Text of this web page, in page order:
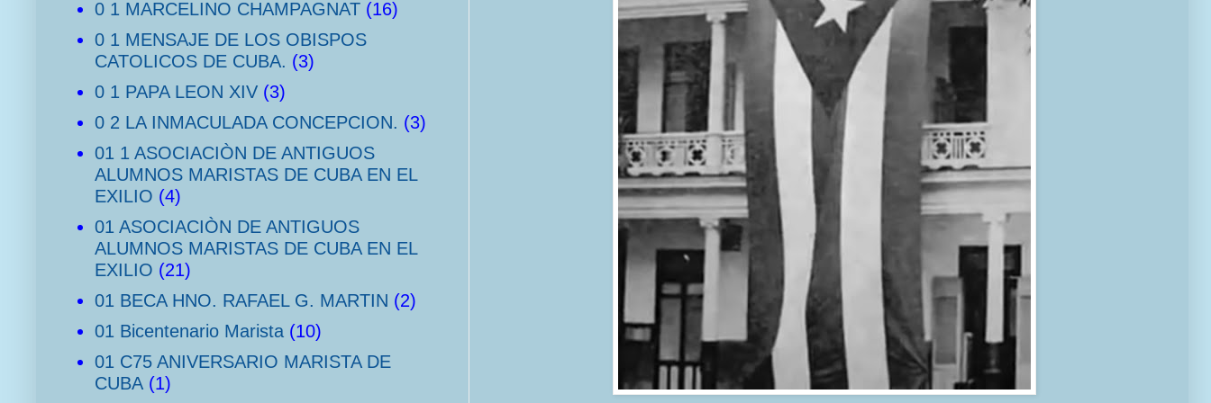
0 1 MARCELINO CHAMPAGNAT (16)
0 1 MENSAJE DE LOS OBISPOS
CATOLICOS DE CUBA. (3)
0 1 PAPA LEON XIV (3)
0 2 LA INMACULADA CONCEPCION. (3)
01 1 ASOCIACIÒN DE ANTIGUOS
ALUMNOS MARISTAS DE CUBA EN EL
EXILIO (4)
01 ASOCIACIÒN DE ANTIGUOS
ALUMNOS MARISTAS DE CUBA EN EL
EXILIO (21)
01 BECA HNO. RAFAEL G. MARTIN (2)
01 Bicentenario Marista (10)
01 C75 ANIVERSARIO MARISTA DE
CUBA (1)